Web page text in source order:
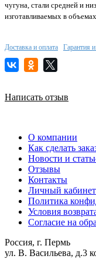
чугуна, стали средней и
изготавливаемых в
Доставка и оплата Гарантия
Написать отзыв
О компании
Как сделать
Новости и
Отзывы
Контакты
Личный кабинет
Политика
Условия
Согласие на
Россия, г. Пермь
ул. В. Васильева, д.3